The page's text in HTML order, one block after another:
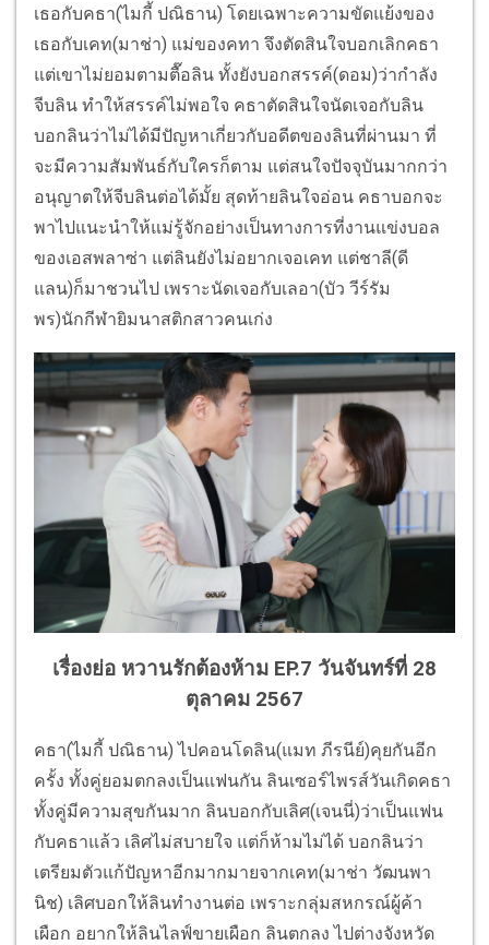
เธอกับคธา(ไมกี้ ปณิธาน) โดยเฉพาะความขัดแย้งของ
เธอกับเคท(มาช่า) แม่ของคทา จึงตัดสินใจบอกเลิกคธา
แต่เขาไม่ยอมตามตื๊อลิน ทั้งยังบอกสรรค์(ดอม)ว่ากำลัง
จีบลิน ทำให้สรรค์ไม่พอใจ คธาตัดสินใจนัดเจอกับลิน
บอกลินว่าไม่ได้มีปัญหาเกี่ยวกับอดีตของลินที่ผ่านมา ที่
จะมีความสัมพันธ์กับใครก็ตาม แต่สนใจปัจจุบันมากกว่า
อนุญาตให้จีบลินต่อได้มั้ย สุดท้ายลินใจอ่อน คธาบอกจะ
พาไปแนะนำให้แม่รู้จักอย่างเป็นทางการที่งานแข่งบอล
ของเอสพลาซ่า แต่ลินยังไม่อยากเจอเคท แต่ชาลี(ดี
แลน)ก็มาชวนไป เพราะนัดเจอกับเลอา(บัว วีร์รัม
พร)นักกีฬายิมนาสติกสาวคนเก่ง
เรื่องย่อ หวานรักต้องห้าม EP.7 วันจันทร์ที่ 28
ตุลาคม 2567
คธา(ไมกี้ ปณิธาน) ไปคอนโดลิน(แมท ภีรนีย์)คุยกันอีก
ครั้ง ทั้งคู่ยอมตกลงเป็นแฟนกัน ลินเซอร์ไพรส์วันเกิดคธา
ทั้งคู่มีความสุขกันมาก ลินบอกกับเลิศ(เจนนี่)ว่าเป็นแฟน
กับคธาแล้ว เลิศไม่สบายใจ แต่ก็ห้ามไม่ได้ บอกลินว่า
เตรียมตัวแก้ปัญหาอีกมากมายจากเคท(มาช่า วัฒนพา
นิช) เลิศบอกให้ลินทำงานต่อ เพราะกลุ่มสหกรณ์ผู้ค้า
เผือก อยากให้ลินไลฟ์ขายเผือก ลินตกลง ไปต่างจังหวัด